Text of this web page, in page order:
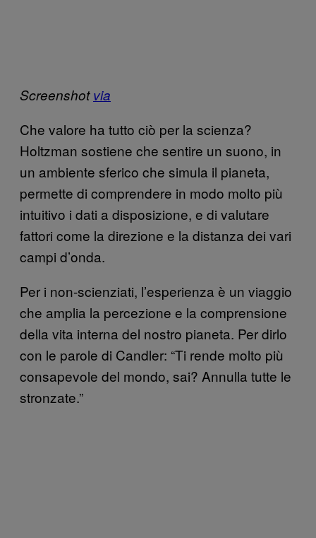
Screenshotvia
Che valore ha tutto ciò per la scienza?
Holtzman sostiene che sentire un suono, in
un ambiente sferico che simula il pianeta,
permette di comprendere in modo molto più
intuitivo i dati a disposizione, e di valutare
fattori come la direzione e la distanza dei vari
campi d’onda.
Per i non-scienziati, l’esperienza è un viaggio
che amplia la percezione e la comprensione
della vita interna del nostro pianeta. Per dirlo
con le parole di Candler: “Ti rende molto più
consapevole del mondo, sai? Annulla tutte le
stronzate.”